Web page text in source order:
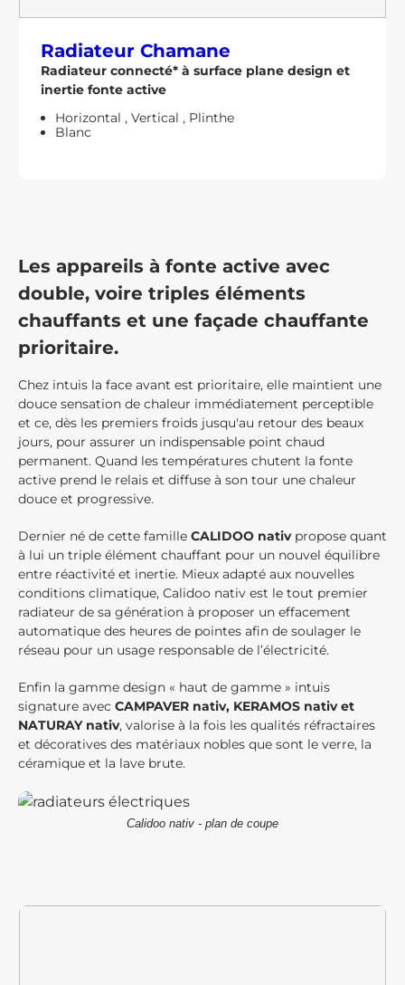
Radiateur Chamane
Radiateur connecté* à surface plane design et
inertie fonte active
Horizontal , Vertical , Plinthe
Blanc
Les appareils à fonte active avec
double, voire triples éléments
chauffants et une façade chauffante
prioritaire.
Chez intuis la face avant est prioritaire, elle maintient une
douce sensation de chaleur immédiatement perceptible
et ce, dès les premiers froids jusqu'au retour des beaux
jours, pour assurer un indispensable point chaud
permanent. Quand les températures chutent la fonte
active prend le relais et diffuse à son tour une chaleur
douce et progressive.
Dernier né de cette famille CALIDOO nativpropose quant
à lui un triple élément chauffant pour un nouvel équilibre
entre réactivité et inertie. Mieux adapté aux nouvelles
conditions climatique, Calidoo nativ est le tout premier
radiateur de sa génération à proposer un effacement
automatique des heures de pointes afin de soulager le
réseau pour un usage responsable de l’électricité.
Enfin la gamme design « haut de gamme » intuis
signature avec CAMPAVER nativ, KERAMOS nativ et
NATURAY nativ, valorise à la fois les qualités réfractaires
et décoratives des matériaux nobles que sont le verre, la
céramique et la lave brute.
Calidoo nativ - plan de coupe